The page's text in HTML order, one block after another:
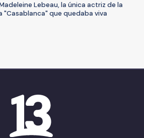
Lebeau, la única actriz de la
"Casablanca" que quedaba viva